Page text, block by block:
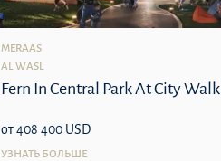
MERAAS
AL WASL
Fern In Central Park At City Walk
от 408 400 USD
УЗНАТЬ БОЛЬШЕ